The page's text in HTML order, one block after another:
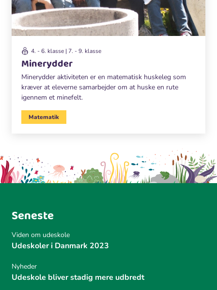
4. - 6. klasse | 7. - 9. klasse
Minerydder
Minerydder aktiviteten er en matematisk huskeleg som
kræver at eleverne samarbejder om at huske en rute
igennem et minefelt.
Matematik
Seneste
Viden om udeskole
Udeskoler i Danmark 2023
Nyheder
Udeskole bliver stadig mere udbredt